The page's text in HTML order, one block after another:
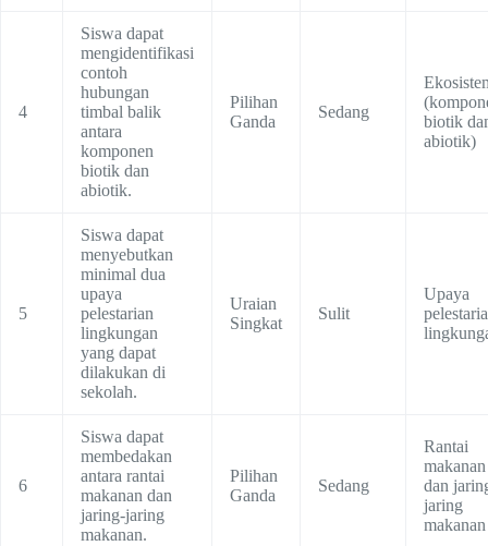
4
Siswa dapat
mengidentifikasi
contoh
hubungan
timbal balik
antara
komponen
biotik dan
abiotik.
Pilihan
Ganda
Sedang
biotik
abiotik)
5
Siswa dapat
menyebutkan
minimal dua
upaya
pelestarian
lingkungan
yang dapat
dilakukan di
sekolah.
Uraian
Singkat
Sulit
Upaya
6
Siswa dapat
membedakan
antara rantai
makanan dan
jaring-jaring
makanan.
Pilihan
Ganda
Sedang
Rantai
makanan
dan
jaring
makanan